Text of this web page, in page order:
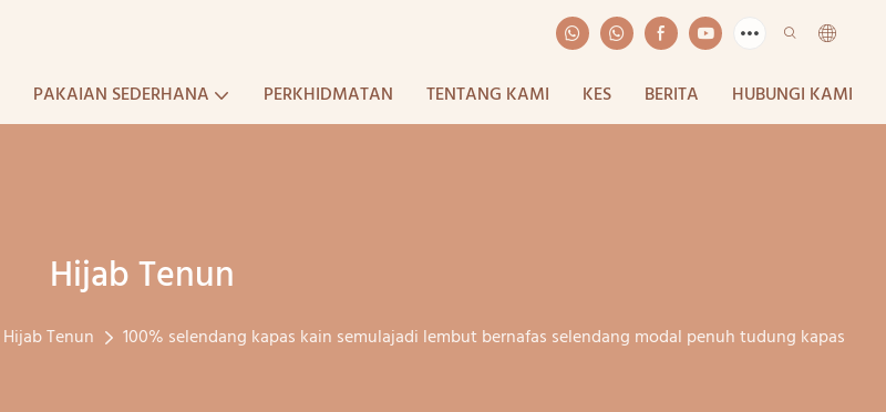
PAKAIAN SEDERHANA PERKHIDMATAN TENTANG KAMI KES BERITA HUBUNGI KAMI
Hijab Tenun
Hijab Tenun 100% selendang kapas kain semulajadi lembut bernafas selendang modal penuh tudung kapas